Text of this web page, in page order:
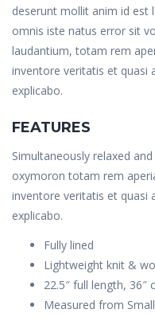
deserunt mollit anim id est
omnis iste natus error sit
laudantium, totam rem
inventore veritatis et quasi
explicabo.
FEATURES
Simultaneously relaxed
oxymoron totam rem
inventore veritatis et quasi
explicabo.
Fully lined
Lightweight knit &
22.5″ full length, 36″
Measured from Small